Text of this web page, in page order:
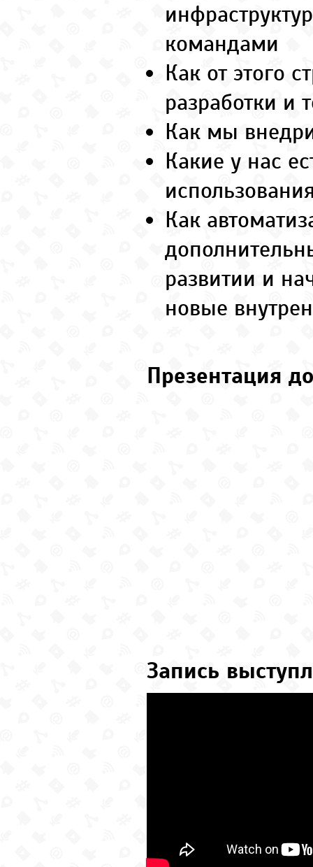
командами
Как от этого
разработки и
Как мы
Какие у нас
Как
развитии и
новые
Презентация
Запись